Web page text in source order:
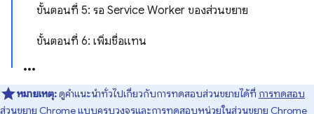
ขั้นตอนที่ 5: รอ Service Worker ของส่วนขยาย
ขั้นตอนที่ 6: เพิ่มชื่อแทน
หมายเหตุ:ดูคำแนะนำทั่วไปเกี่ยวกับการทดสอบส่วนขยายได้ที่ การทดสอบ
ส่วนขยาย Chrome แบบครบวงจรและการทดสอบหน่วยในส่วนขยาย Chrome